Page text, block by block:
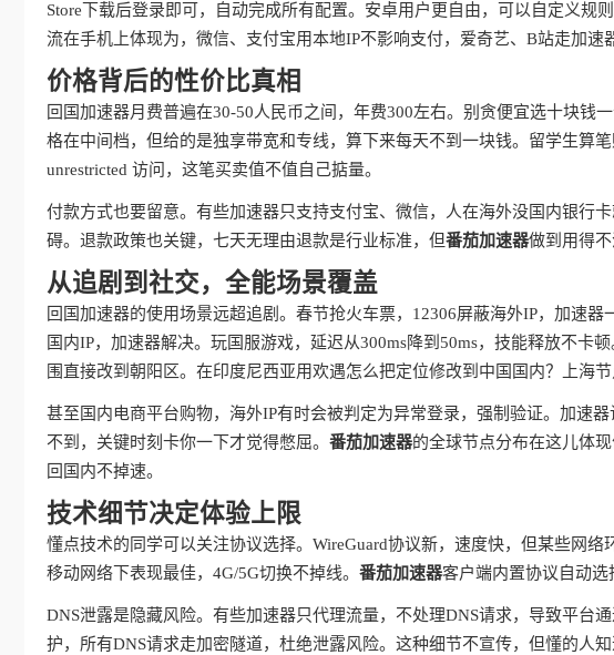
Store下载后登录即可，自动完成所有配置。安卓用户更自由，可以自定义规
流在手机上体现为，微信、支付宝用本地IP不影响支付，爱奇艺、B站走加速
价格背后的性价比真相
回国加速器月费普遍在30-50人民币之间，年费300左右。别贪便宜选十块钱
格在中间档，但给的是独享带宽和专线，算下来每天不到一块钱。留学生算
unrestricted 访问，这笔买卖值不值自己掂量。
付款方式也要留意。有些加速器只支持支付宝、微信，人在海外没国内银行卡
碍。退款政策也关键，七天无理由退款是行业标准，但番茄加速器做到用得
从追剧到社交，全能场景覆盖
回国加速器的使用场景远超追剧。春节抢火车票，12306屏蔽海外IP，加速
国内IP，加速器解决。玩国服游戏，延迟从300ms降到50ms，技能释放不卡
围直接改到朝阳区。在印度尼西亚用欢遇怎么把定位修改到中国国内？上海
甚至国内电商平台购物，海外IP有时会被判定为异常登录，强制验证。加速
不到，关键时刻卡你一下才觉得憋屈。 番茄加速器的全球节点分布在这儿体
回国内不掉速。
技术细节决定体验上限
懂点技术的同学可以关注协议选择。WireGuard协议新，速度快，但某些网
移动网络下表现最佳，4G/5G切换不掉线。 番茄加速器客户端内置协议自动选
DNS泄露是隐藏风险。有些加速器只代理流量，不处理DNS请求，导致平台通
护，所有DNS请求走加密隧道，杜绝泄露风险。这种细节不宣传，但懂的人知